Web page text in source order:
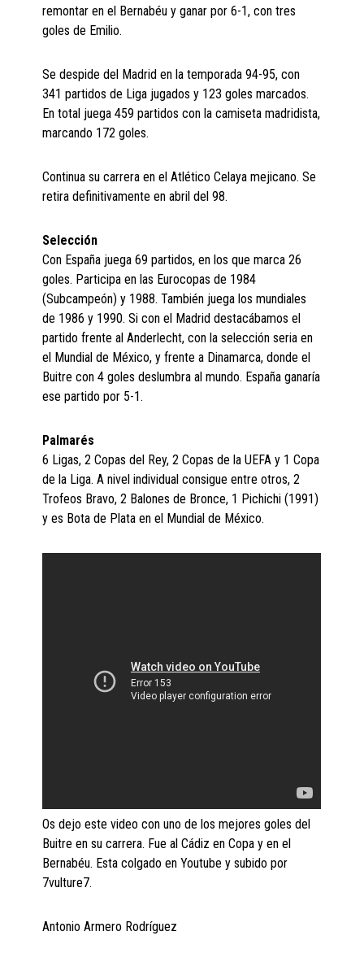
remontar en el Bernabéu y ganar por 6-1, con tres
goles de Emilio.
Se despide del Madrid en la temporada 94-95, con
341 partidos de Liga jugados y 123 goles marcados.
En total juega 459 partidos con la camiseta madridista,
marcando 172 goles.
Continua su carrera en el Atlético Celaya mejicano. Se
retira definitivamente en abril del 98.
Selección
Con España juega 69 partidos, en los que marca 26
goles. Participa en las Eurocopas de 1984
(Subcampeón) y 1988. También juega los mundiales
de 1986 y 1990. Si con el Madrid destacábamos el
partido frente al Anderlecht, con la selección seria en
el Mundial de México, y frente a Dinamarca, donde el
Buitre con 4 goles deslumbra al mundo. España ganaría
ese partido por 5-1.
Palmarés
6 Ligas, 2 Copas del Rey, 2 Copas de la UEFA y 1 Copa
de la Liga. A nivel individual consigue entre otros, 2
Trofeos Bravo, 2 Balones de Bronce, 1 Pichichi (1991)
y es Bota de Plata en el Mundial de México.
Os dejo este video con uno de los mejores goles del
Buitre en su carrera. Fue al Cádiz en Copa y en el
Bernabéu. Esta colgado en Youtube y subido por
7vulture7.
Antonio Armero Rodríguez